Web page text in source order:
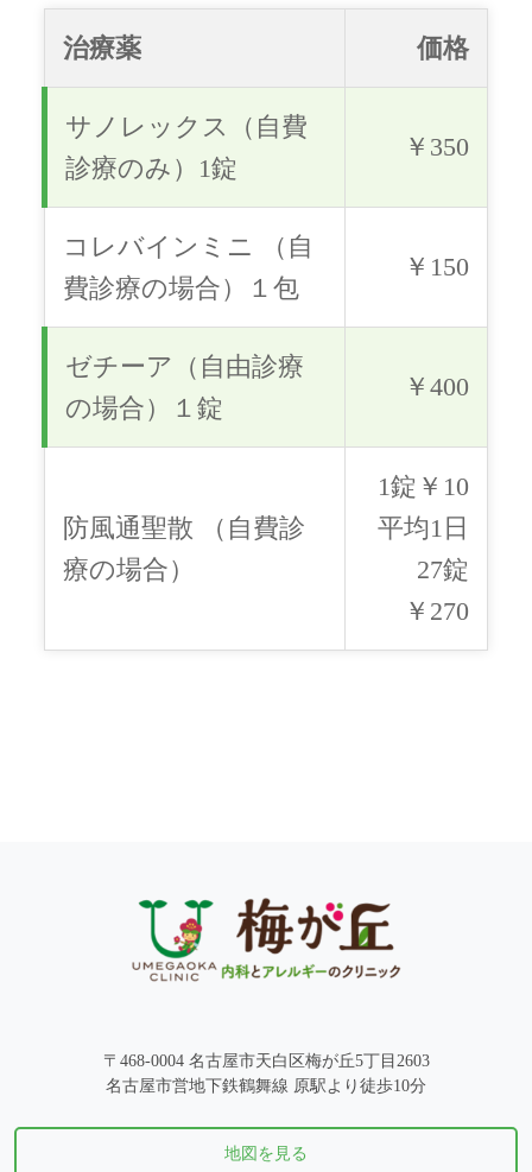
治療薬 価格
サノレックス（自費
診療のみ）1錠
￥350
コレバインミニ （自
費診療の場合）１包
￥150
ゼチーア（自由診療
の場合）１錠
￥400
防風通聖散 （自費診
療の場合）
1錠￥10
平均1日
27錠
￥270
〒468-0004 名古屋市天白区梅が丘5丁目2603
名古屋市営地下鉄鶴舞線 原駅より徒歩10分
地図を見る